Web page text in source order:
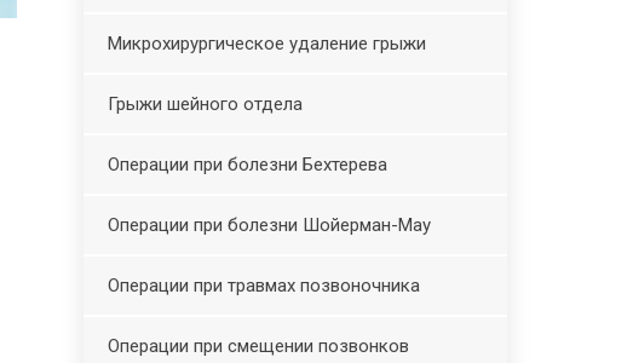
Микрохирургическое удаление грыжи
Грыжи шейного отдела
Операции при болезни Бехтерева
Операции при болезни Шойерман-Мау
Операции при травмах позвоночника
Операции при смещении позвонков